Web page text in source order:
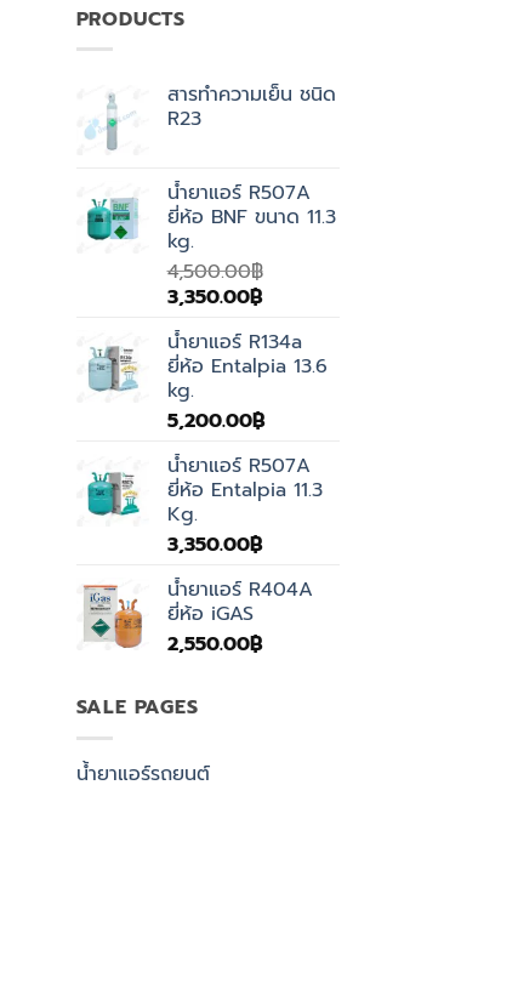
ปรับ
PRODUCTS
สารทำความเย็น ชนิด
R23
น้ำยาแอร์ R507A
ยี่ห้อ BNF ขนาด 11.3
kg.
4,500.00฿
Original
was:
4,500.00฿.
3,350.00฿Current
is:
3,350.00฿.
น้ำยาแอร์ R134a
ยี่ห้อ Entalpia 13.6
kg.
5,200.00฿
น้ำยาแอร์ R507A
ยี่ห้อ Entalpia 11.3
Kg.
3,350.00฿
น้ำยาแอร์ R404A
ยี่ห้อ iGAS
2,550.00฿
SALE PAGES
น้ำยาแอร์รถยนต์